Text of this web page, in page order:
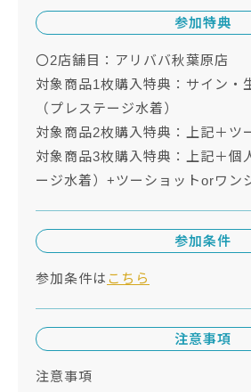
参加特典
〇2店舗目：アリババ秋葉原店
対象商品1枚購入特典：サイン・
（プレステージ水着）
対象商品2枚購入特典：上記＋ツ
対象商品3枚購入特典：上記＋個
ージ水着）+ツーショットorワン
参加条件
参加条件は こちら
注意事項
注意事項